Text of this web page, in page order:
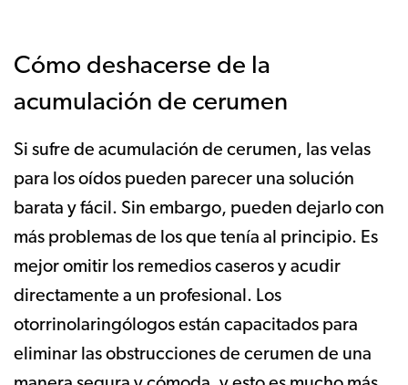
Cómo deshacerse de la
acumulación de cerumen
Si sufre de acumulación de cerumen, las velas
para los oídos pueden parecer una solución
barata y fácil. Sin embargo, pueden dejarlo con
más problemas de los que tenía al principio. Es
mejor omitir los remedios caseros y acudir
directamente a un profesional. Los
otorrinolaringólogos están capacitados para
eliminar las obstrucciones de cerumen de una